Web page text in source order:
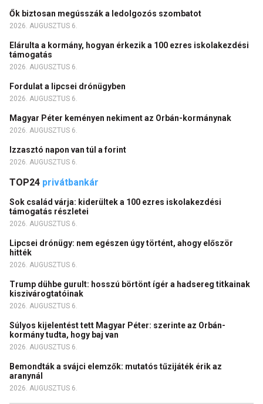
Ők biztosan megússzák a ledolgozós szombatot
2026. AUGUSZTUS 6.
Elárulta a kormány, hogyan érkezik a 100 ezres iskolakezdési
támogatás
2026. AUGUSZTUS 6.
Fordulat a lipcsei drónügyben
2026. AUGUSZTUS 6.
Magyar Péter keményen nekiment az Orbán-kormánynak
2026. AUGUSZTUS 6.
Izzasztó napon van túl a forint
2026. AUGUSZTUS 6.
TOP24 privátbankár
Sok család várja: kiderültek a 100 ezres iskolakezdési
támogatás részletei
2026. AUGUSZTUS 6.
Lipcsei drónügy: nem egészen úgy történt, ahogy először
hitték
2026. AUGUSZTUS 6.
Trump dühbe gurult: hosszú börtönt ígér a hadsereg titkainak
kiszivárogtatóinak
2026. AUGUSZTUS 6.
Súlyos kijelentést tett Magyar Péter: szerinte az Orbán-
kormány tudta, hogy baj van
2026. AUGUSZTUS 6.
Bemondták a svájci elemzők: mutatós tűzijáték érik az
aranynál
2026. AUGUSZTUS 6.